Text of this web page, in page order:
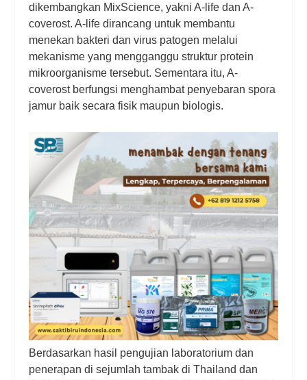
dikembangkan MixScience, yakni A-life dan A-
coverost. A-life dirancang untuk membantu
menekan bakteri dan virus patogen melalui
mekanisme yang mengganggu struktur protein
mikroorganisme tersebut. Sementara itu, A-
coverost berfungsi menghambat penyebaran spora
jamur baik secara fisik maupun biologis.
Berdasarkan hasil pengujian laboratorium dan
penerapan di sejumlah tambak di Thailand dan